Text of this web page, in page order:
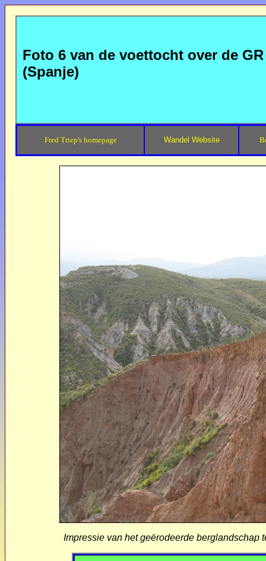
Foto 6 van de voettocht over de
(Spanje)
Fred Triep's homepage Wandel Website
Impressie van het geërodeerde